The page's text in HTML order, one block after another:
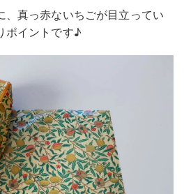
、真っ赤ないちごが目立ってい
ポイントです♪